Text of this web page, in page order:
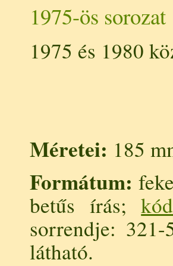
1975-ös sorozat
1975 és 1980
Méretei: 185
Formátum:
betűs írás;
sorrendje:
látható.